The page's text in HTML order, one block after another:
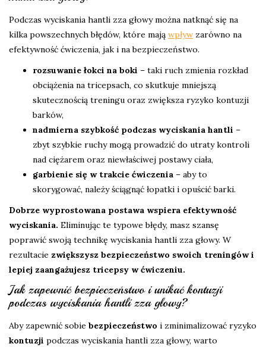
Podczas wyciskania hantli zza głowy można natknąć się na
kilka powszechnych błędów, które mają wpływ zarówno na
efektywność ćwiczenia, jak i na bezpieczeństwo.
rozsuwanie łokci na boki – taki ruch zmienia rozkład
obciążenia na tricepsach, co skutkuje mniejszą
skutecznością treningu oraz zwiększa ryzyko kontuzji
barków,
nadmierna szybkość podczas wyciskania hantli –
zbyt szybkie ruchy mogą prowadzić do utraty kontroli
nad ciężarem oraz niewłaściwej postawy ciała,
garbienie się w trakcie ćwiczenia – aby to
skorygować, należy ściągnąć łopatki i opuścić barki.
Dobrze wyprostowana postawa wspiera efektywność
wyciskania. Eliminując te typowe błędy, masz szansę
poprawić swoją technikę wyciskania hantli zza głowy. W
rezultacie zwiększysz bezpieczeństwo swoich treningów i
lepiej zaangażujesz tricepsy w ćwiczeniu.
Jak zapewnić bezpieczeństwo i unikać kontuzji
podczas wyciskania hantli zza głowy?
Aby zapewnić sobie bezpieczeństwo i zminimalizować ryzyko
kontuzji podczas wyciskania hantli zza głowy, warto